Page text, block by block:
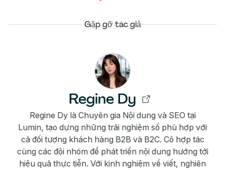
Gặp gỡ tác giả
Regine Dy
Regine Dy là Chuyên gia Nội dung và SEO tại
Lumin, tạo dựng những trải nghiệm số phù hợp với
cả đối tượng khách hàng B2B và B2C. Cô hợp tác
cùng các đội nhóm để phát triển nội dung hướng tới
hiệu quả thực tiễn. Với kinh nghiệm về viết, nghiên